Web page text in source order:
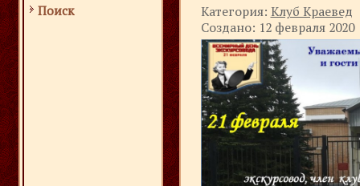
Поиск
Категория: Клуб Краевед
Создано: 12 февраля 2020